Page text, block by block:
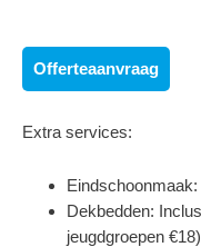
Offerteaanvraag
Extra services:
Dekbedden:
jeugdgroepen €18)